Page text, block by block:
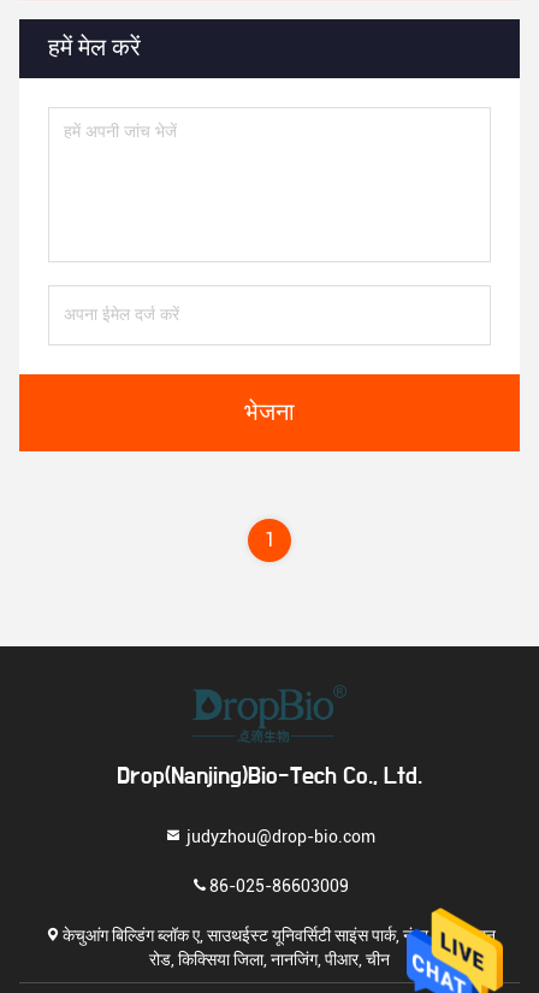
हमें मेल करें
भेजना
1
Drop(Nanjing)Bio-Tech Co., Ltd.
judyzhou@drop-bio.com
86-025-86603009
केचुआंग बिल्डिंग ब्लॉक ए, साउथईस्ट यूनिवर्सिटी साइंस पार्क, नंबर 371 हेयान
रोड, किक्सिया जिला, नानजिंग, पीआर, चीन